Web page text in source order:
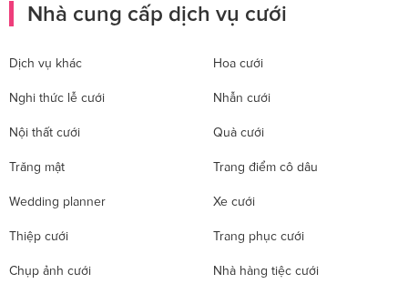
Nhà cung cấp dịch vụ cưới
Dịch vụ khác Hoa cưới
Nghi thức lễ cưới Nhẫn cưới
Nội thất cưới Quà cưới
Trăng mật Trang điểm cô dâu
Wedding planner Xe cưới
Thiệp cưới Trang phục cưới
Chụp ảnh cưới Nhà hàng tiệc cưới